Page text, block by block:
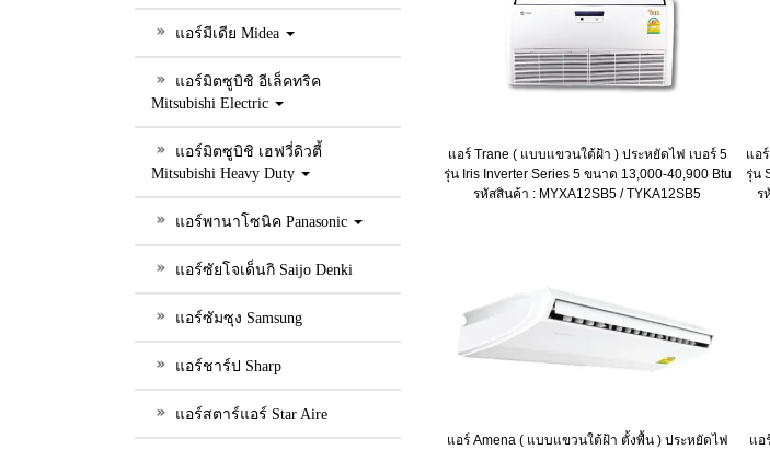
แอร์มีเดีย Midea
แอร์มิตซูบิชิ อีเล็คทริค
Mitsubishi Electric
แอร์มิตซูบิชิ เฮฟวี่ดิวตี้
Mitsubishi Heavy Duty
แอร์พานาโซนิค Panasonic
แอร์ซัยโจเด็นกิ Saijo Denki
แอร์ซัมซุง Samsung
แอร์ชาร์ป Sharp
แอร์สตาร์แอร์ Star Aire
แอร์ Trane ( แบบแขวนใต้ฝ้า ) ประหยัดไฟ เบอร์ 5
รุ่น Iris Inverter Series 5 ขนาด 13,000-40,900 Btu
รหัสสินค้า : MYXA12SB5 / TYKA12SB5
แอ
รุ่น
ร
แอร์ Amena ( แบบแขวนใต้ฝ้า ตั้งพื้น ) ประหยัดไฟ
แอ